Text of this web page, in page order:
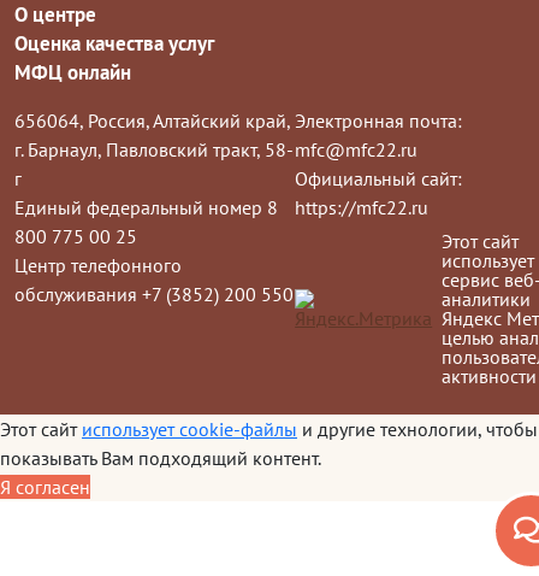
О центре
Оценка качества услуг
МФЦ онлайн
656064, Россия, Алтайский край,
г. Барнаул, Павловский тракт, 58-
г
Единый федеральный номер 8
800 775 00 25
Центр телефонного
обслуживания +7 (3852) 200 550
Электронная почта:
mfc@mfc22.ru
Официальный сайт:
https://mfc22.ru
Этот сайт
использует
сервис
аналитики
Яндекс
целью
активности
Этот сайт использует cookie-файлы и другие технологии, чтобы
показывать Вам подходящий контент.
Я согласен